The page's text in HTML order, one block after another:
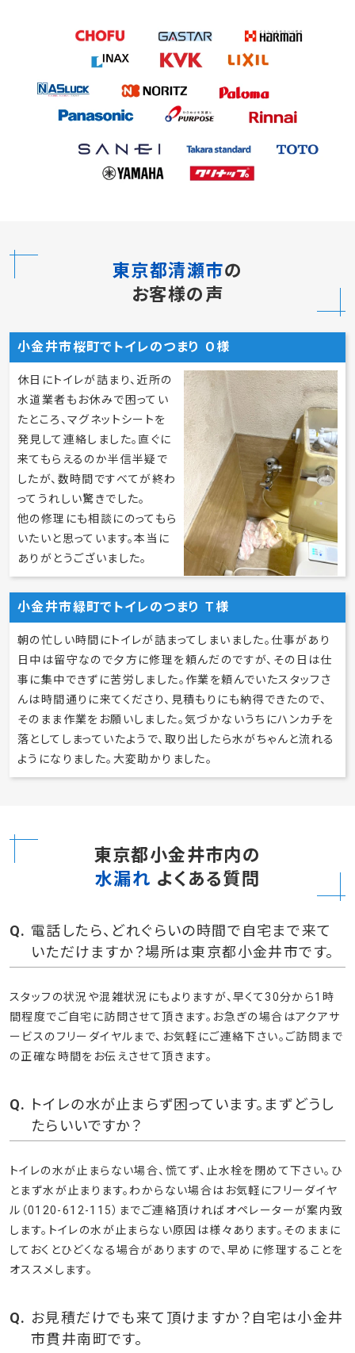
東京都清瀬市の
お客様の声
小金井市桜町でトイレのつまり O様
休日にトイレが詰まり、近所の
水道業者もお休みで困ってい
たところ、マグネットシートを
発見して連絡しました。直ぐに
来てもらえるのか半信半疑で
したが、数時間ですべてが終わ
ってうれしい驚きでした。
他の修理にも相談にのってもら
いたいと思っています。本当に
ありがとうございました。
小金井市緑町でトイレのつまり T様
朝の忙しい時間にトイレが詰まってしまいました。仕事があり
日中は留守なので夕方に修理を頼んだのですが、その日は仕
事に集中できずに苦労しました。作業を頼んでいたスタッフさ
んは時間通りに来てくださり、見積もりにも納得できたので、
そのまま作業をお願いしました。気づかないうちにハンカチを
落としてしまっていたようで、取り出したら水がちゃんと流れる
ようになりました。大変助かりました。
東京都小金井市内の
水漏れ よくある質問
電話したら、どれぐらいの時間で自宅まで来て
いただけますか？場所は東京都小金井市です。
スタッフの状況や混雑状況にもよりますが、早くて30分から1時
間程度でご自宅に訪問させて頂きます。お急ぎの場合はアクアサ
ービスのフリーダイヤルまで、お気軽にご連絡下さい。ご訪問まで
の正確な時間をお伝えさせて頂きます。
トイレの水が止まらず困っています。まずどうし
たらいいですか？
トイレの水が止まらない場合、慌てず、止水栓を閉めて下さい。ひ
とまず水が止まります。わからない場合はお気軽にフリーダイヤ
ル（0120-612-115）までご連絡頂ければオペレーターが案内致
します。トイレの水が止まらない原因は様々あります。そのままに
しておくとひどくなる場合がありますので、早めに修理することを
オススメします。
お見積だけでも来て頂けますか？自宅は小金井
市貫井南町です。